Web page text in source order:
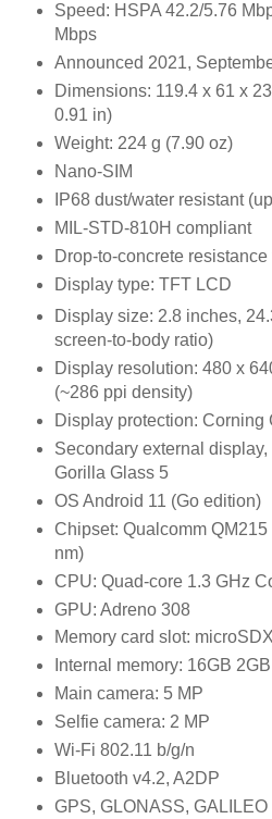
Speed: HSPA 42.2/5.76
Mbps
Announced 2021,
Dimensions: 119.4 x 61 x
0.91 in)
Weight: 224 g (7.90 oz)
Nano-SIM
IP68 dust/water resistant
MIL-STD-810H compliant
Drop-to-concrete
Display type: TFT LCD
Display size: 2.8 inches,
screen-to-body ratio)
Display resolution: 480 x
(~286 ppi density)
Display protection: Corning
Secondary external display,
Gorilla Glass 5
OS Android 11 (Go edition)
Chipset: Qualcomm
nm)
CPU: Quad-core 1.3 GHz
GPU: Adreno 308
Memory card slot:
Internal memory: 16GB
Main camera: 5 MP
Selfie camera: 2 MP
Wi-Fi 802.11 b/g/n
Bluetooth v4.2, A2DP
GPS, GLONASS, GALILEO